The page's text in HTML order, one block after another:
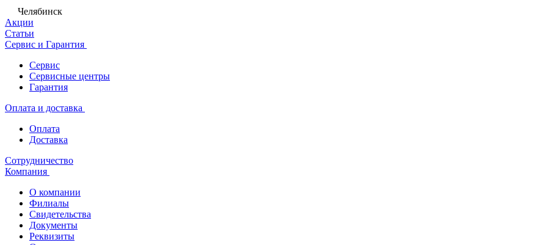
Челябинск
Акции
Статьи
Сервис и Гарантия
Сервис
Сервисные центры
Гарантия
Оплата и доставка
Оплата
Доставка
Сотрудничество
Компания
О компании
Филиалы
Свидетельства
Документы
Реквизиты